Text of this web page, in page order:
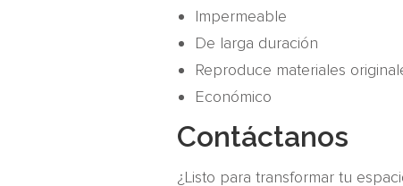
Impermeable
De larga duración
Reproduce materiales
Económico
Contáctanos
¿Listo para transformar tu